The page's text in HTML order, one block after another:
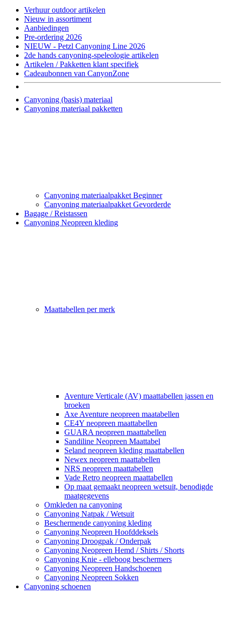
Verhuur outdoor artikelen
Nieuw in assortiment
Aanbiedingen
Pre-ordering 2026
NIEUW - Petzl Canyoning Line 2026
2de hands canyoning-speleologie artikelen
Artikelen / Pakketten klant specifiek
Cadeaubonnen van CanyonZone
Canyoning (basis) materiaal
Canyoning materiaal pakketten
Canyoning materiaalpakket Beginner
Canyoning materiaalpakket Gevorderde
Bagage / Reistassen
Canyoning Neopreen kleding
Maattabellen per merk
Aventure Verticale (AV) maattabellen jassen en
broeken
Axe Aventure neopreen maatabellen
CE4Y neopreen maattabellen
GUARA neopreen maattabellen
Sandiline Neopreen Maattabel
Seland neopreen kleding maattabellen
Newex neopreen maattabellen
NRS neopreen maattabellen
Vade Retro neopreen maattabellen
Op maat gemaakt neopreen wetsuit, benodigde
maatgegevens
Omkleden na canyoning
Canyoning Natpak / Wetsuit
Beschermende canyoning kleding
Canyoning Neopreen Hoofddeksels
Canyoning Droogpak / Onderpak
Canyoning Neopreen Hemd / Shirts / Shorts
Canyoning Knie - elleboog beschermers
Canyoning Neopreen Handschoenen
Canyoning Neopreen Sokken
Canyoning schoenen